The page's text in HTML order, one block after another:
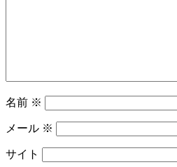
名前 ※
メール ※
サイト